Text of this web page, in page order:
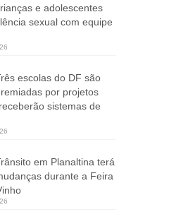
Othon Bastos
com
na CAIXA
e adolescentes
sexual com equipe
escolas do DF são
por projetos
sistemas de
em Planaltina terá
durante a Feira